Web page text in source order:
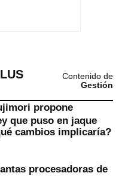
Contenido de
Gestión
propone
que puso en jaque
cambios implicaría?
procesadoras de